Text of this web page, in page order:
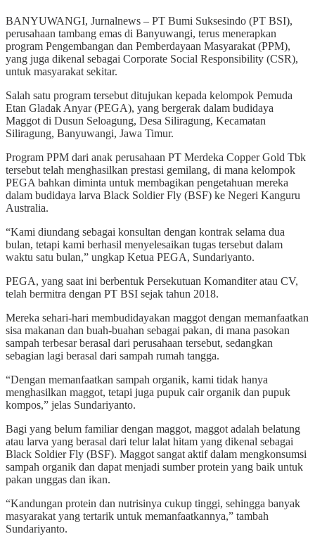
BANYUWANGI, Jurnalnews – PT Bumi Suksesindo (PT BSI),
perusahaan tambang emas di Banyuwangi, terus menerapkan
program Pengembangan dan Pemberdayaan Masyarakat (PPM),
yang juga dikenal sebagai Corporate Social Responsibility (CSR),
untuk masyarakat sekitar.
Salah satu program tersebut ditujukan kepada kelompok Pemuda
Etan Gladak Anyar (PEGA), yang bergerak dalam budidaya
Maggot di Dusun Seloagung, Desa Siliragung, Kecamatan
Siliragung, Banyuwangi, Jawa Timur.
Program PPM dari anak perusahaan PT Merdeka Copper Gold Tbk
tersebut telah menghasilkan prestasi gemilang, di mana kelompok
PEGA bahkan diminta untuk membagikan pengetahuan mereka
dalam budidaya larva Black Soldier Fly (BSF) ke Negeri Kanguru
Australia.
“Kami diundang sebagai konsultan dengan kontrak selama dua
bulan, tetapi kami berhasil menyelesaikan tugas tersebut dalam
waktu satu bulan,” ungkap Ketua PEGA, Sundariyanto.
PEGA, yang saat ini berbentuk Persekutuan Komanditer atau CV,
telah bermitra dengan PT BSI sejak tahun 2018.
Mereka sehari-hari membudidayakan maggot dengan memanfaatkan
sisa makanan dan buah-buahan sebagai pakan, di mana pasokan
sampah terbesar berasal dari perusahaan tersebut, sedangkan
sebagian lagi berasal dari sampah rumah tangga.
“Dengan memanfaatkan sampah organik, kami tidak hanya
menghasilkan maggot, tetapi juga pupuk cair organik dan pupuk
kompos,” jelas Sundariyanto.
Bagi yang belum familiar dengan maggot, maggot adalah belatung
atau larva yang berasal dari telur lalat hitam yang dikenal sebagai
Black Soldier Fly (BSF). Maggot sangat aktif dalam mengkonsumsi
sampah organik dan dapat menjadi sumber protein yang baik untuk
pakan unggas dan ikan.
“Kandungan protein dan nutrisinya cukup tinggi, sehingga banyak
masyarakat yang tertarik untuk memanfaatkannya,” tambah
Sundariyanto.